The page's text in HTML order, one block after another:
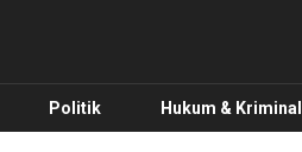
Politik Hukum & Kriminal